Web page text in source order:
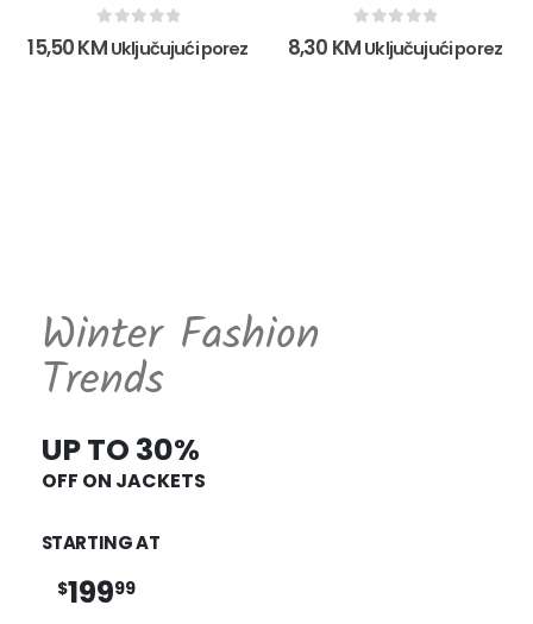
0out of 5
15,50KM Uključujući porez 0 out of 5
8,30 KM Uključujući porez
Winter Fashion
Trends
UP TO 30%
OFF ON JACKETS
STARTING AT
$19999